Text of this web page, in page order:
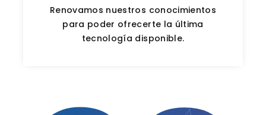
Renovamos nuestros conocimientos
para poder ofrecerte la última
tecnología disponible.